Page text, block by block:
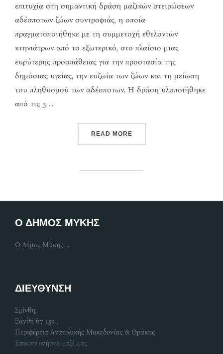
επιτυχία στη σημαντική δράση μαζικών στειρώσεων
αδέσποτων ζώων συντροφιάς, η οποία
πραγματοποιήθηκε με τη συμμετοχή εθελοντών
κτηνιάτρων από το εξωτερικό, στο πλαίσιο μιας
ευρύτερης προσπάθειας για την προστασία της
δημόσιας υγείας, την ευζωία των ζώων και τη μείωση
του πληθυσμού των αδέσποτων. Η δράση υλοποιήθηκε
από τις 3 …
READ MORE“ΕΠΙΤΥΧΉΣ ΣΥΜΜΕΤΟΧΉ
Ο ΔΗΜΟΣ ΜΥΚΗΣ
Ο Δήμος Μύκης ...
ΔΙΕΥΘΥΝΣΗ
Σμίνθη,
Ξάνθη 67 150 ,
Περιφέρεια Ανατολικής Μακεδονίας & Θράκης
Επικοινωνήστε μαζί μας